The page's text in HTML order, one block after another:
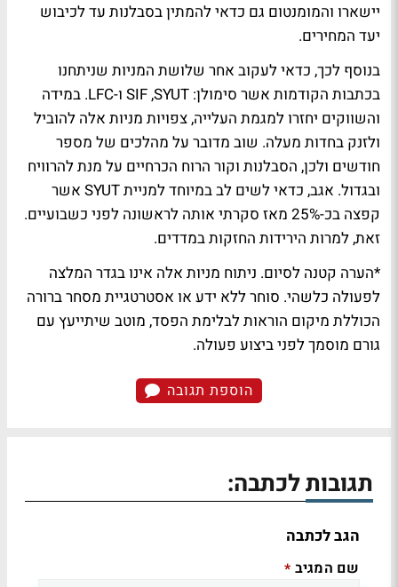
יישארו והמומנטום גם כדאי להמתין בסבלנות עד לכיבוש
יעד המחירים.
בנוסף לכך, כדאי לעקוב אחר שלושת המניות שניתחנו
בכתבות הקודמות אשר סימולן: SIF ,SYUT ו-LFC. במידה
והשווקים יחזרו למגמת העלייה, צפויות מניות אלה להוביל
ולזנק בחדות מעלה. שוב מדובר על מהלכים של מספר
חודשים ולכן, הסבלנות וקור הרוח הכרחיים על מנת להרוויח
ובגדול. אגב, כדאי לשים לב במיוחד למניית SYUT אשר
קפצה בכ-25% מאז סקרתי אותה לראשונה לפני כשבועיים.
זאת, למרות הירידות החזקות במדדים.
*הערה קטנה לסיום. ניתוח מניות אלה אינו בגדר המלצה
לפעולה כלשהי. סוחר ללא ידע או אסטרטגיית מסחר ברורה
הכוללת מיקום הוראות לבלימת הפסד, מוטב שיתייעץ עם
גורם מוסמך לפני ביצוע פעולה.
הוספת תגובה
תגובות לכתבה:
הגב לכתבה
שם המגיב *